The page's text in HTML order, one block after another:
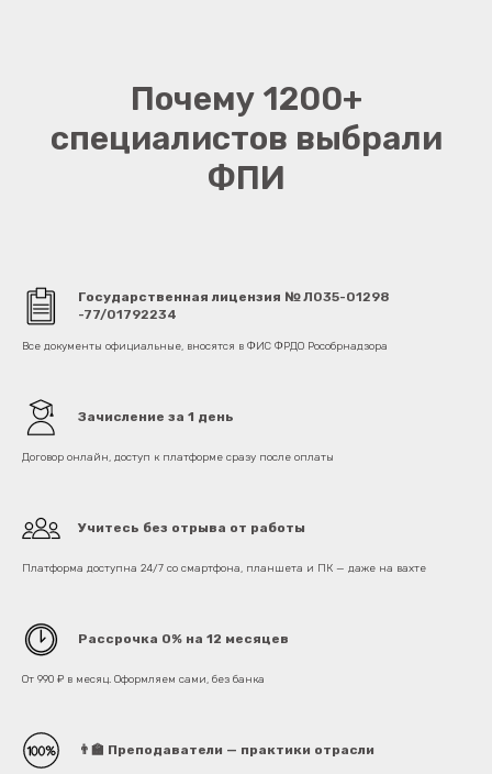
Почему 1200+
специалистов выбрали
ФПИ
Государственная лицензия № Л035-01298
-77/01792234
Все документы официальные, вносятся в ФИС ФРДО Рособрнадзора
Зачисление за 1 день
Договор онлайн, доступ к платформе сразу после оплаты
Учитесь без отрыва от работы
Платформа доступна 24/7 со смартфона, планшета и ПК — даже на вахте
Рассрочка 0% на 12 месяцев
От 990 ₽ в месяц. Оформляем сами, без банка
👨‍🏫 Преподаватели — практики отрасли